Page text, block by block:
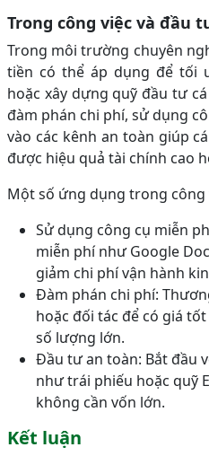
Trong công việc và đầu
Trong môi trường chuyên
tiền có thể áp dụng để tối
hoặc xây dựng quỹ đầu tư
đàm phán chi phí, sử dụng
vào các kênh an toàn giúp
được hiệu quả tài chính cao
Một số ứng dụng trong công
Sử dụng công cụ miễn
miễn phí như Google
giảm chi phí vận hành
Đàm phán chi phí:
hoặc đối tác để có giá
số lượng lớn.
Đầu tư an toàn: Bắt đầu
như trái phiếu hoặc quỹ
không cần vốn lớn.
Kết luận